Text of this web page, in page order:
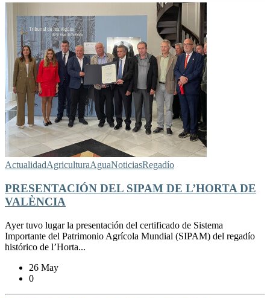
ActualidadAgriculturaAguaNoticiasRegadío
PRESENTACIÓN DEL SIPAM DE L’HORTA DE
VALÈNCIA
Ayer tuvo lugar la presentación del certificado de Sistema
Importante del Patrimonio Agrícola Mundial (SIPAM) del regadío
histórico de l’Horta...
26 May
0